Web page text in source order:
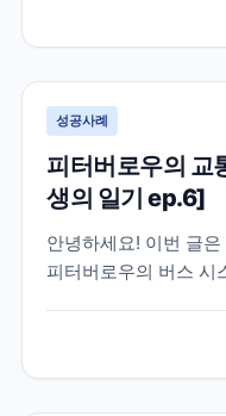
도 일까요? ] 뉴질랜
가족이나 지인분들이
성공사례
피터버로우의 교
생의 일기 ep.6]
안녕하세요! 이번 글
피터버로우의 버스 시
했어요:;;; 너무 자신
걸 안 순간 당황했었